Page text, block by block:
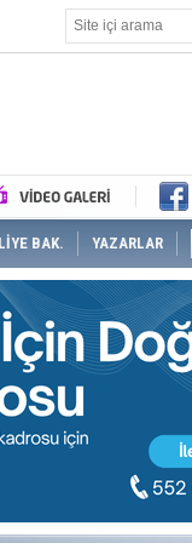
BAK. YAZARLAR